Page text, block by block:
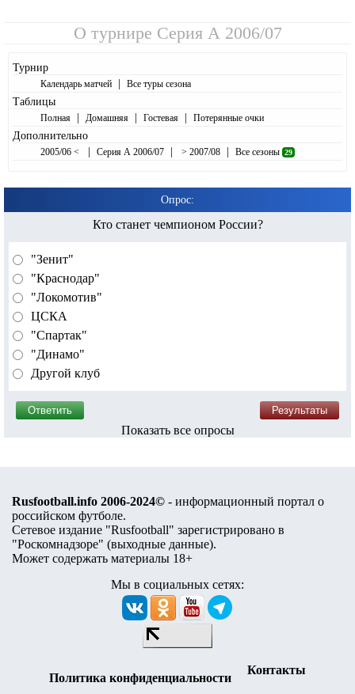
О турнире Серия А 2006/07
Турнир
Календарь матчей | Все туры сезона
Таблицы
Полная | Домашняя | Гостевая | Потерянные очки
Дополнительно
2005/06 < | Серия А 2006/07 | > 2007/08 | Все сезоны 29
Опрос:
Кто станет чемпионом России?
"Зенит"
"Краснодар"
"Локомотив"
ЦСКА
"Спартак"
"Динамо"
Другой клуб
Показать все опросы
Rusfootball.info 2006-2024© - информационный портал о
российском футболе.
Сетевое издание "Rusfootball" зарегистрировано в
"Роскомнадзоре" (выходные данные).
Может содержать материалы 18+
Мы в социальных сетях:
Политика конфиденциальности
Контакты